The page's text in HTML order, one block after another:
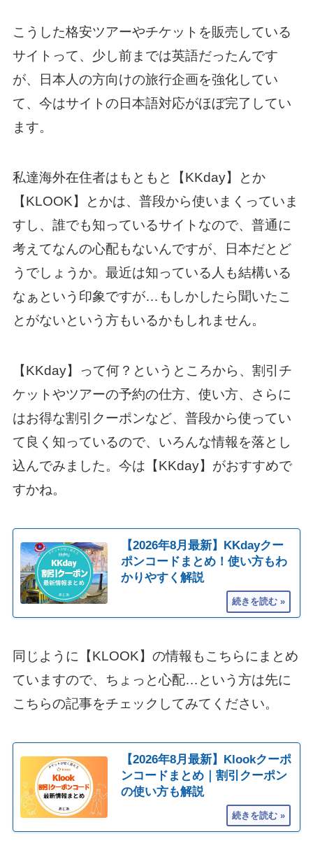
こうした格安ツアーやチケットを販売している
サイトって、少し前までは英語だったんです
が、日本人の方向けの旅行企画を強化してい
て、今はサイトの日本語対応がほぼ完了してい
ます。
私達海外在住者はもともと【KKday】とか
【KLOOK】とかは、普段から使いまくっていま
すし、誰でも知っているサイトなので、普通に
考えてなんの心配もないんですが、日本だとど
うでしょうか。最近は知っている人も結構いる
なぁという印象ですが…もしかしたら聞いたこ
とがないという方もいるかもしれません。
【KKday】って何？というところから、割引チ
ケットやツアーの予約の仕方、使い方、さらに
はお得な割引クーポンなど、普段から使ってい
て良く知っているので、いろんな情報を落とし
込んでみました。今は【KKday】がおすすめで
すかね。
【2026年8月最新】KKdayクー
ポンコードまとめ！使い方もわ
かりやすく解説
同じように【KLOOK】の情報もこちらにまとめ
ていますので、ちょっと心配…という方は先に
こちらの記事をチェックしてみてください。
【2026年8月最新】Klookクーポ
ンコードまとめ｜割引クーポン
の使い方も解説